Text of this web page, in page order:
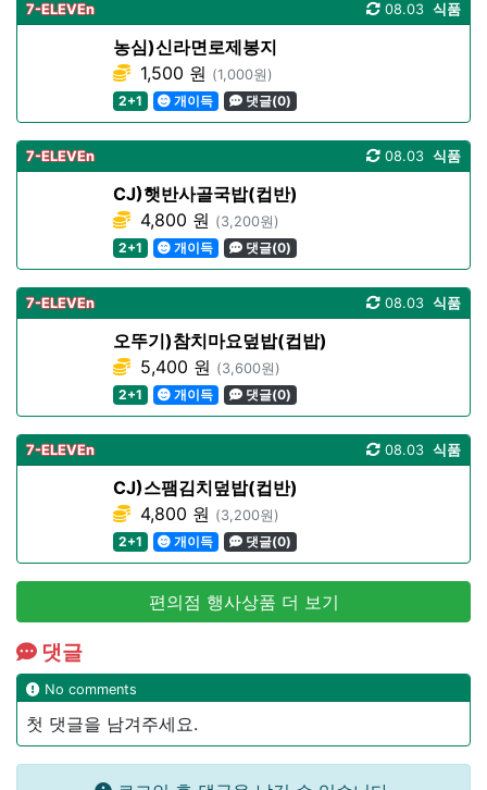
7-ELEVEn 식품
08.03
농심)신라면로제봉지
1,500 원 (1,000원)
2+1
개이득 댓글(0)
7-ELEVEn 식품
08.03
CJ)햇반사골국밥(컵반)
4,800 원 (3,200원)
2+1
개이득 댓글(0)
7-ELEVEn 식품
08.03
오뚜기)참치마요덮밥(컵밥)
5,400 원 (3,600원)
2+1
개이득 댓글(0)
7-ELEVEn 식품
08.03
CJ)스팸김치덮밥(컵반)
4,800 원 (3,200원)
2+1
개이득 댓글(0)
편의점 행사상품 더 보기
댓글
No comments
첫 댓글을 남겨주세요.